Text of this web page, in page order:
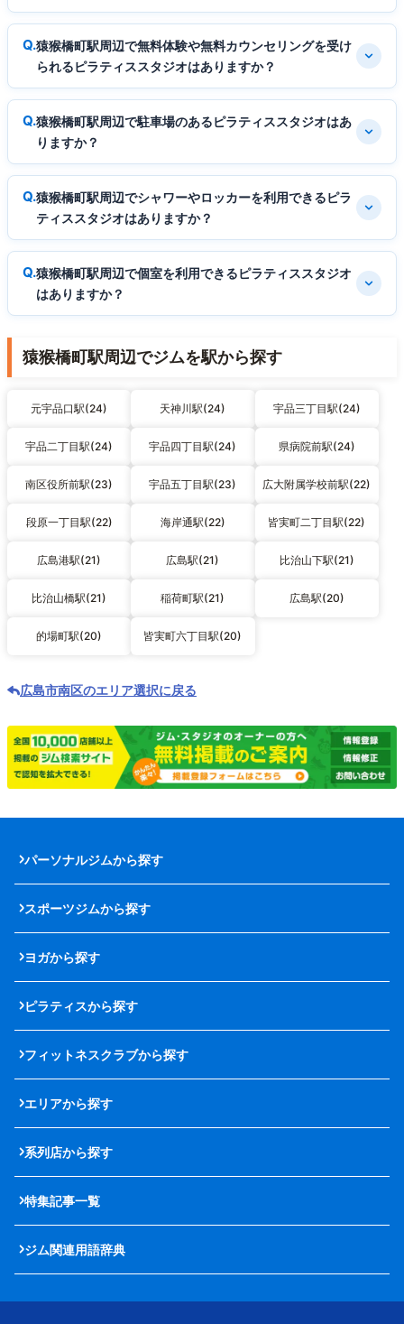
猿猴橋町駅周辺で無料体験や無料カウンセリングを受け
られるピラティススタジオはありますか？
猿猴橋町駅周辺で駐車場のあるピラティススタジオはあ
りますか？
猿猴橋町駅周辺でシャワーやロッカーを利用できるピラ
ティススタジオはありますか？
猿猴橋町駅周辺で個室を利用できるピラティススタジオ
はありますか？
猿猴橋町駅周辺でジムを駅から探す
元宇品口駅(24) 天神川駅(24) 宇品三丁目駅(24)
宇品二丁目駅(24) 宇品四丁目駅(24) 県病院前駅(24)
南区役所前駅(23) 宇品五丁目駅(23) 広大附属学校前駅(22)
段原一丁目駅(22) 海岸通駅(22) 皆実町二丁目駅(22)
広島港駅(21) 広島駅(21) 比治山下駅(21)
比治山橋駅(21) 稲荷町駅(21) 広島駅(20)
的場町駅(20) 皆実町六丁目駅(20)
広島市南区のエリア選択に戻る
パーソナルジムから探す
スポーツジムから探す
ヨガから探す
ピラティスから探す
フィットネスクラブから探す
エリアから探す
系列店から探す
特集記事一覧
ジム関連用語辞典